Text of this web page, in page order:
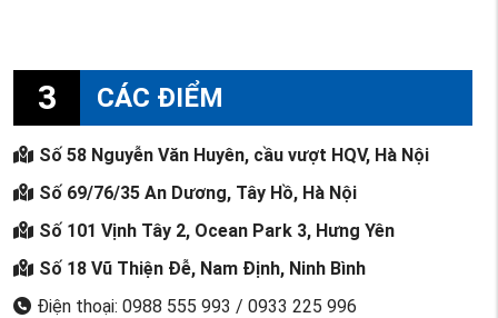
3 CÁC ĐIỂM
Số 58 Nguyễn Văn Huyên, cầu vượt HQV, Hà Nội
Số 69/76/35 An Dương, Tây Hồ, Hà Nội
Số 101 Vịnh Tây 2, Ocean Park 3, Hưng Yên
Số 18 Vũ Thiện Đễ, Nam Định, Ninh Bình
Điện thoại: 0988 555 993 / 0933 225 996